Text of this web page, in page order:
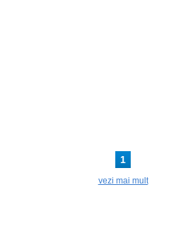
1
vezi mai mult